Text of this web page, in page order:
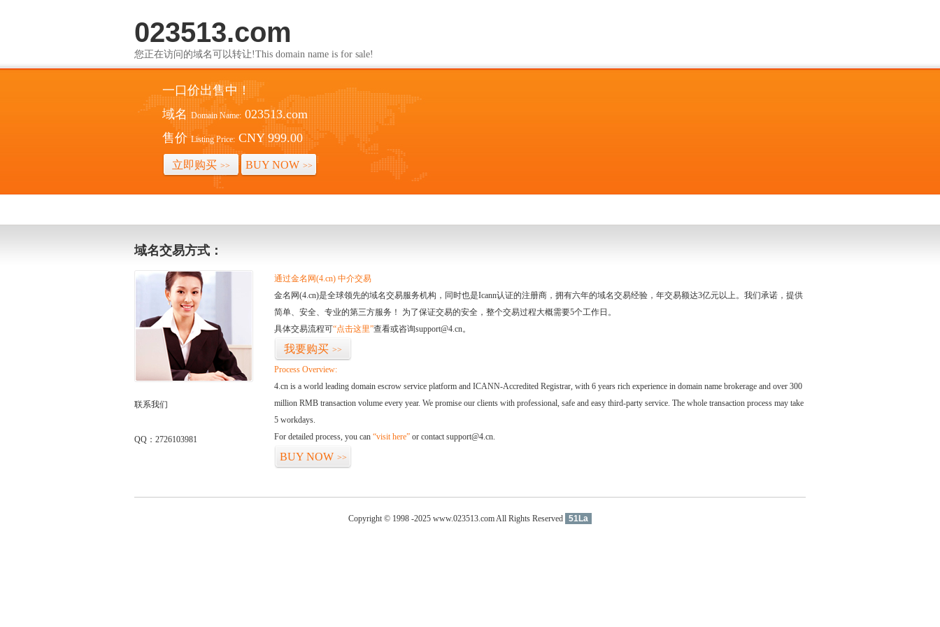
023513.com
您正在访问的域名可以转让!This domain name is for sale!
一口价出售中！
域名 Domain Name: 023513.com
售价 Listing Price: CNY 999.00
立即购买 >> BUY NOW >>
域名交易方式：
联系我们
QQ：2726103981
通过金名网(4.cn) 中介交易
金名网(4.cn)是全球领先的域名交易服务机构，同时也是Icann认证的注册商，拥有六年的域名交易经验，年交易额达3亿元以上。我们承诺，提供
简单、安全、专业的第三方服务！ 为了保证交易的安全，整个交易过程大概需要5个工作日。
具体交易流程可“点击这里”查看或咨询support@4.cn。
我要购买 >>
Process Overview:
4.cn is a world leading domain escrow service platform and ICANN-Accredited Registrar, with 6 years rich experience in domain name brokerage and over 300
million RMB transaction volume every year. We promise our clients with professional, safe and easy third-party service. The whole transaction process may take
5 workdays.
For detailed process, you can “visit here” or contact support@4.cn.
BUY NOW >>
Copyright © 1998 -2025 www.023513.com All Rights Reserved 51La